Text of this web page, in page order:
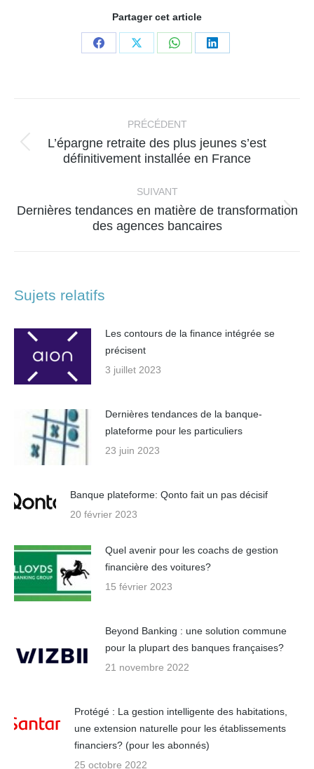
Partager cet article
PartagerPartagerPartagerPartager
PRÉCÉDENT
Article
précédent
L’épargne retraite des plus jeunes s’est
définitivement installée en France
SUIVANT
Article
suivant
Dernières tendances en matière de transformation
des agences bancaires
Sujets relatifs
Les contours de la finance intégrée se
précisent
3 juillet 2023
Dernières tendances de la banque-
plateforme pour les particuliers
23 juin 2023
Banque plateforme: Qonto fait un pas décisif
20 février 2023
Quel avenir pour les coachs de gestion
financière des voitures?
15 février 2023
Beyond Banking : une solution commune
pour la plupart des banques françaises?
21 novembre 2022
Protégé : La gestion intelligente des habitations,
une extension naturelle pour les établissements
financiers? (pour les abonnés)
25 octobre 2022